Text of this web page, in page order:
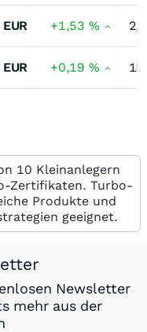
EUR +1,53 %
EUR +0,19 %
10 Kleinanlegern
Zertifikaten. Turbo-
Produkte und
geeignet.
Newsletter
mehr aus der